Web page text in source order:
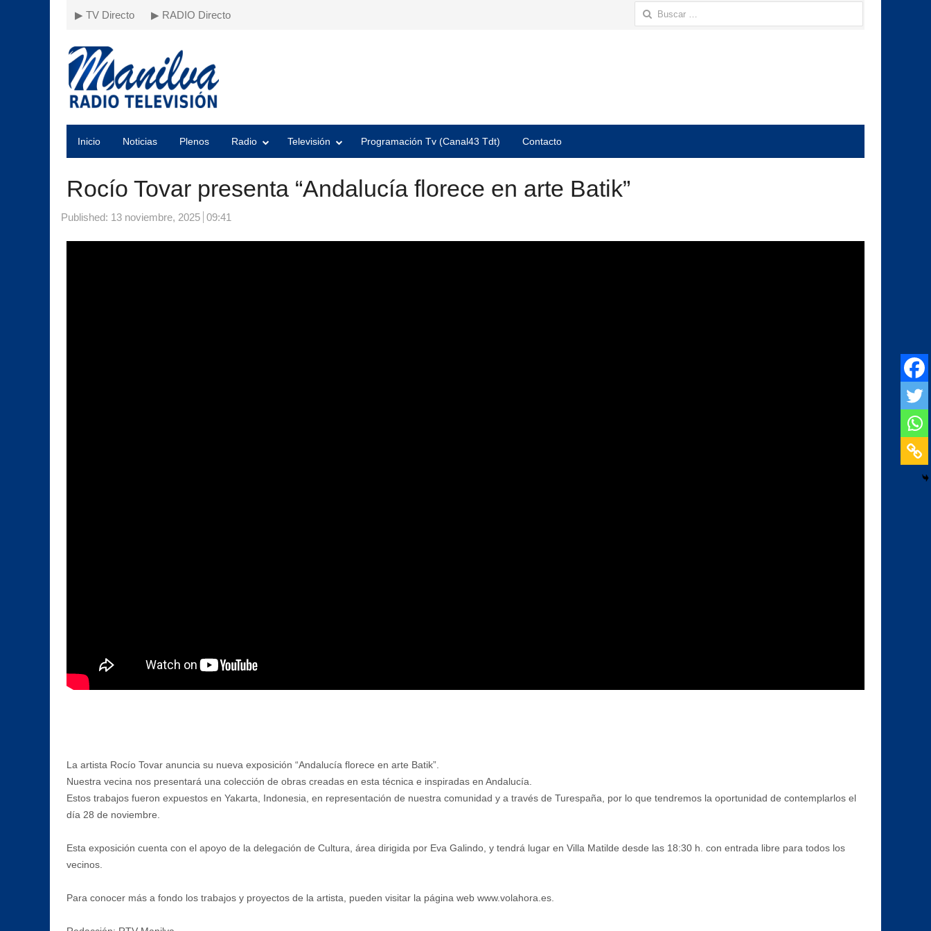
▶ TV Directo ▶ RADIO Directo Buscar:
Inicio Noticias Plenos Radio Televisión Programación Tv (Canal43 Tdt) Contacto
Rocío Tovar presenta “Andalucía florece en arte Batik”
Published: 13 noviembre, 2025 09:41
La artista Rocío Tovar anuncia su nueva exposición “Andalucía florece en arte Batik”.
Nuestra vecina nos presentará una colección de obras creadas en esta técnica e inspiradas en Andalucía.
Estos trabajos fueron expuestos en Yakarta, Indonesia, en representación de nuestra comunidad y a través de Turespaña, por lo que tendremos la oportunidad de contemplarlos el
día 28 de noviembre.
Esta exposición cuenta con el apoyo de la delegación de Cultura, área dirigida por Eva Galindo, y tendrá lugar en Villa Matilde desde las 18:30 h. con entrada libre para todos los
vecinos.
Para conocer más a fondo los trabajos y proyectos de la artista, pueden visitar la página web www.volahora.es.